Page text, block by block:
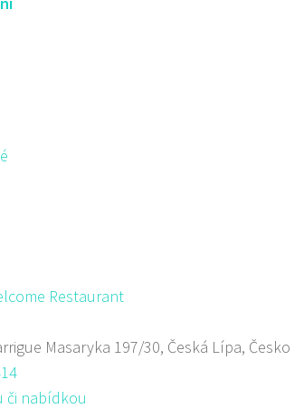
Restaurant
Masaryka 197/30, Česká Lípa, Česko
či nabídkou